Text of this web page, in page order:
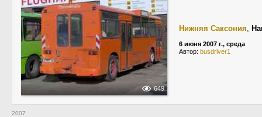
649
Нижняя Саксония,
6 июня 2007 г., среда
Автор: busdriver1
2007